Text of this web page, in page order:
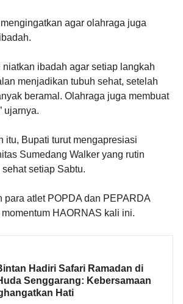
agar olahraga juga
niatkan ibadah agar setiap langkah
menjadikan tubuh sehat, setelah
beramal. Olahraga juga membuat
ujarnya.
itu, Bupati turut mengapresiasi
Sumedang Walker yang rutin
setiap Sabtu.
para atlet POPDA dan PEPARDA
HAORNAS kali ini.
Hadiri Safari Ramadan di
Senggarang: Kebersamaan
Hati